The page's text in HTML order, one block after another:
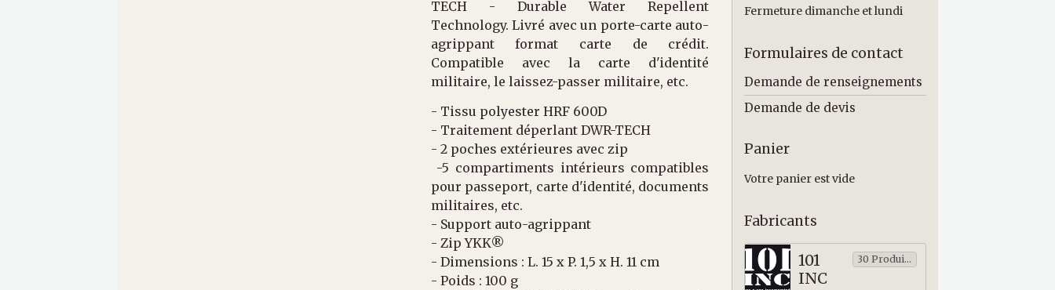
TECH - Durable Water Repellent
Technology. Livré avec un porte-carte auto-
agrippant format carte de crédit.
Compatible avec la carte d'identité
militaire, le laissez-passer militaire, etc.
- Tissu polyester HRF 600D
- Traitement déperlant DWR-TECH
- 2 poches extérieures avec zip
-5 compartiments intérieurs compatibles
pour passeport, carte d'identité, documents
militaires, etc.
- Support auto-agrippant
- Zip YKK®
- Dimensions : L. 15 x P. 1,5 x H. 11 cm
- Poids : 100 g
Fermeture dimanche et lundi
Formulaires de contact
Demande de renseignements
Demande de devis
Panier
Votre panier est vide
Fabricants
101
INC
30 Produits